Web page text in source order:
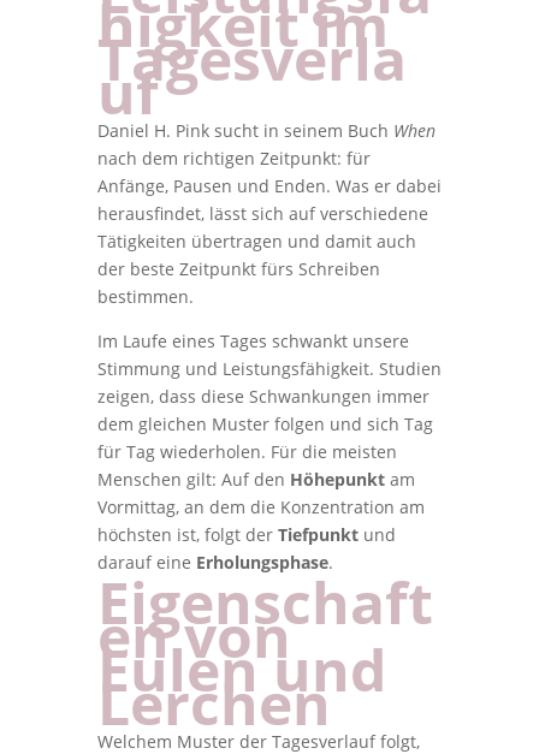
higkeit im
Tagesverla
uf
Daniel H. Pink sucht in seinem Buch When
nach dem richtigen Zeitpunkt: für
Anfänge, Pausen und Enden. Was er dabei
herausfindet, lässt sich auf verschiedene
Tätigkeiten übertragen und damit auch
der beste Zeitpunkt fürs Schreiben
bestimmen.
Im Laufe eines Tages schwankt unsere
Stimmung und Leistungsfähigkeit. Studien
zeigen, dass diese Schwankungen immer
dem gleichen Muster folgen und sich Tag
für Tag wiederholen. Für die meisten
Menschen gilt: Auf den Höhepunktam
Vormittag, an dem die Konzentration am
höchsten ist, folgt der Tiefpunktund
darauf eine Erholungsphase.
Eigenschaft
en von
Eulen und
Lerchen
Welchem Muster der Tagesverlauf folgt,